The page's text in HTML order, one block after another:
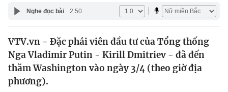
Y tế
Thế giới
Tin tức
Thế giới đó đây
Kinh tế
Nghe đọc bài 2:50
VTV.vn - Đặc phái viên đầu tư của Tổng thống
Nga Vladimir Putin - Kirill Dmitriev - đã đến
thăm Washington vào ngày 3/4 (theo giờ địa
phương).